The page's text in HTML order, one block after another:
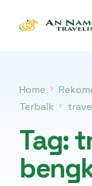
Home
Terbaik
Tag: